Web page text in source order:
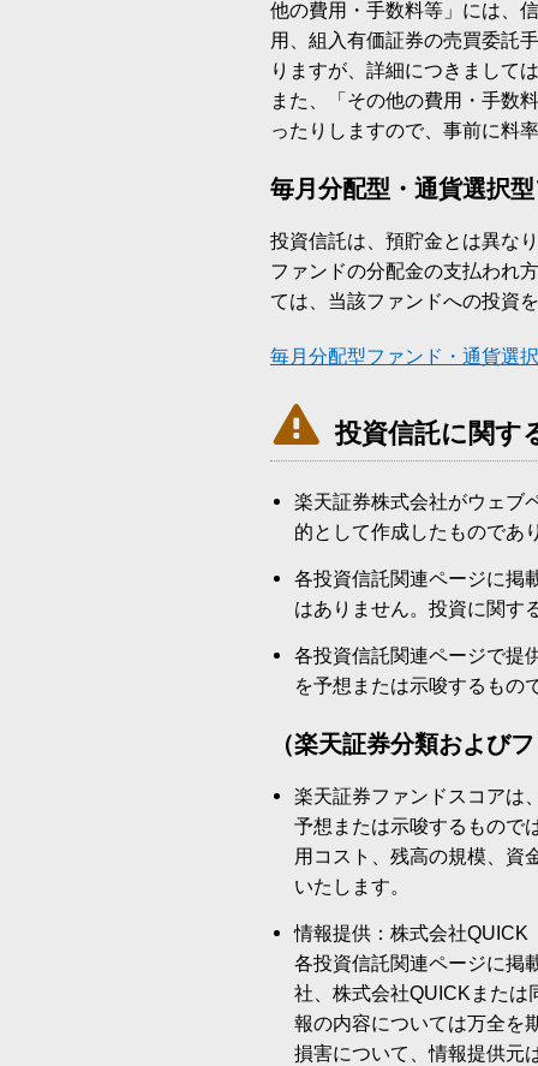
他の費用・手数料等」には、
用、組入有価証券の売買委託
りますが、詳細につきまして
また、「その他の費用・手数
ったりしますので、事前に料
毎月分配型・通貨選択
投資信託は、預貯金とは異な
ファンドの分配金の支払われ
ては、当該ファンドへの投資
毎月分配型ファンド・通貨選
 投資信託に関す
楽天証券株式会社がウェブ
的として作成したものであ
各投資信託関連ページに掲
はありません。投資に関す
各投資信託関連ページで提
を予想または示唆するもの
（楽天証券分類および
楽天証券ファンドスコアは
予想または示唆するもので
用コスト、残高の規模、資
いたします。
情報提供：株式会社QUICK
各投資信託関連ページに掲
社、株式会社QUICKまたは
報の内容については万全を
損害について、情報提供元